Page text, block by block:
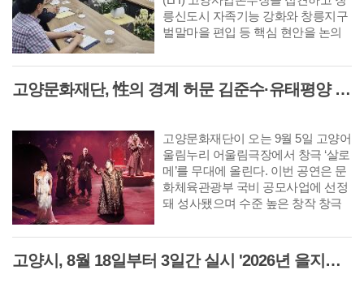
릉신도시 자족기능 강화와 창릉지구
벌말마을 편입 등 핵심 현안을 논의
업본부장의 방문 인사를 겸해 마련됐
으며 양 기관은 핵심 사업의 신속한
추진을 위해 실무TF를 구성하고 정고양문화재단, 性의 경계 허문 김준수·유태평양 주연 남성 창극 '살로메' 공연
고양문화재단이 오는 9월 5일 고양어
울림누리 어울림극장에서 창극 ‘살로
메’를 무대에 올린다. 이번 공연은 문
화체육관광부 국비 공모사업에 선정
돼 성사됐으며 수준 높은 창작 창극
살로메는 남성을 유혹해 파멸로 이끄
는 세기의 요부(妖婦) '살로메'를 소재
로 한 오스카 와일드의 동명 희곡을
고양시, 8월 18일부터 3일간 실시 '2026년 을지연습' 앞두고 준비보고회 개최